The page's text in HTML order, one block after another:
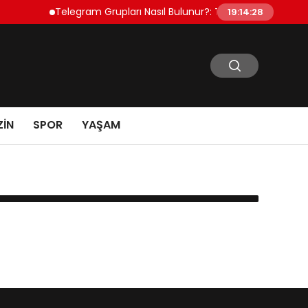
Telegram Grupları Nasıl Bulunur?: Telegram’da
19:14:28
SPOR YAŞAM